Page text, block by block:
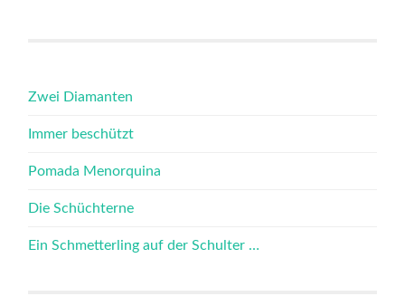
Zwei Diamanten
Immer beschützt
Pomada Menorquina
Die Schüchterne
Ein Schmetterling auf der Schulter …